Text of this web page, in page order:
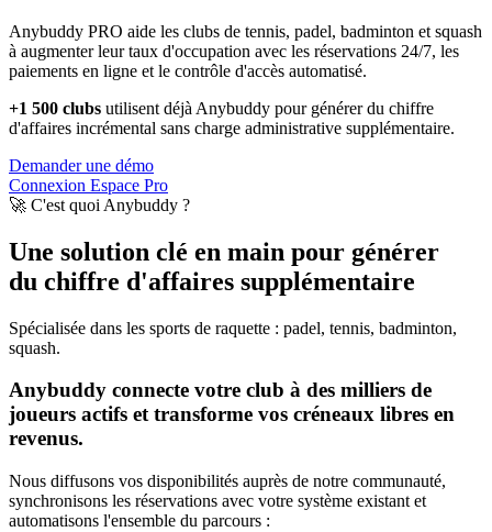
Anybuddy PRO aide les clubs de tennis, padel, badminton et squash
à augmenter leur taux d'occupation avec les réservations 24/7, les
paiements en ligne et le contrôle d'accès automatisé.
+1 500 clubs utilisent déjà Anybuddy pour générer du chiffre
d'affaires incrémental sans charge administrative supplémentaire.
Demander une démo
Connexion Espace Pro
🚀 C'est quoi Anybuddy ?
Une solution clé en main pour générer
du chiffre d'affaires supplémentaire
Spécialisée dans les sports de raquette : padel, tennis, badminton,
squash.
Anybuddy connecte votre club à des milliers de
joueurs actifs et transforme vos créneaux libres en
revenus.
Nous diffusons vos disponibilités auprès de notre communauté,
synchronisons les réservations avec votre système existant et
automatisons l'ensemble du parcours :